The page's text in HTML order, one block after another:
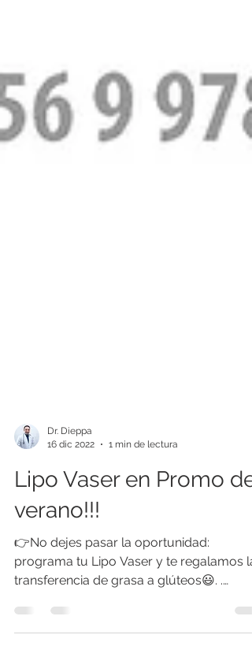
16 dic 2022
1 min de lectura
Lipo Vaser en Promo de
verano!!!
👉No dejes pasar la oportunidad:
programa tu Lipo Vaser y te regalamos la
transferencia de grasa a glúteos😃. .